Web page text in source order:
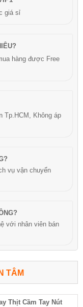
giá sỉ
hàng được Free
Tp.HCM, Không áp
vụ vận chuyển
với nhân viên bán
TÂM
Thịt Cầm Tay Nút